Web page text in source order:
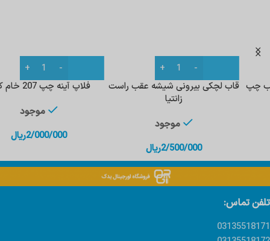
قاب لچکی بیرونی شیشه عقب راست
موجود
2/500/000ریال
فلاپ آینه چپ 207 خام کروز
موجود
2/000/000ریال
تلفن تماس:
03135518171